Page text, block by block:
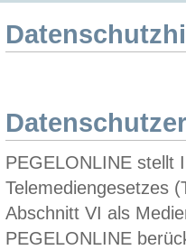
PEGELONLINE stellt
Telemediengesetzes
Abschnitt VI als
PEGELONLINE